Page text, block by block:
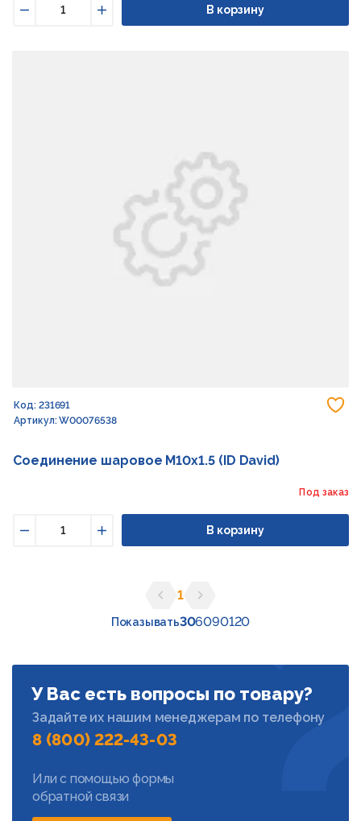
Увеличить
В корзину
Код: 231691
Артикул: W00076538
Соединение шаровое M10x1.5 (ID David)
Под заказ
Увеличить
В корзину
Предыдущая страница
1
Следующая страница
Показывать306090120
У Вас есть вопросы по товару?
Задайте их нашим менеджерам по телефону
8 (800) 222-43-03
Или с помощью формы
обратной связи